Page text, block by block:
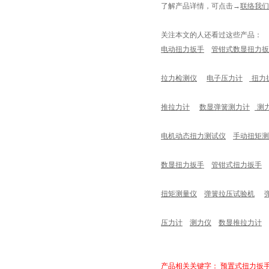
了解产品详情，可点击→联络我们
关注本文的人还看过这些产品：
电动扭力扳手
管钳式数显扭力
拉力检测仪 电子压力计 扭力
推拉力计 数显弹簧测力计 测
电机动态扭力测试仪 手动扭矩
数显扭力扳手 管钳式扭力扳手
扭矩测量仪 弹簧拉压试验机
压力计 测力仪 数显推拉力计
产品相关关键字： 预置式扭力扳